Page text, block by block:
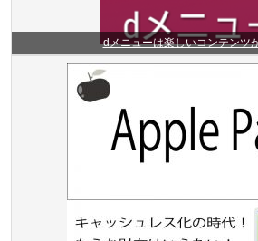
dメニューは楽しいコンテンツ